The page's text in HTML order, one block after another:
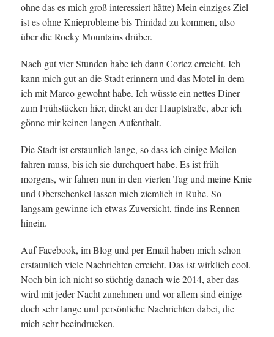
ohne das es mich groß interessiert hätte) Mein einziges Ziel
ist es ohne Knieprobleme bis Trinidad zu kommen, also
über die Rocky Mountains drüber.
Nach gut vier Stunden habe ich dann Cortez erreicht. Ich
kann mich gut an die Stadt erinnern und das Motel in dem
ich mit Marco gewohnt habe. Ich wüsste ein nettes Diner
zum Frühstücken hier, direkt an der Hauptstraße, aber ich
gönne mir keinen langen Aufenthalt.
Die Stadt ist erstaunlich lange, so dass ich einige Meilen
fahren muss, bis ich sie durchquert habe. Es ist früh
morgens, wir fahren nun in den vierten Tag und meine Knie
und Oberschenkel lassen mich ziemlich in Ruhe. So
langsam gewinne ich etwas Zuversicht, finde ins Rennen
hinein.
Auf Facebook, im Blog und per Email haben mich schon
erstaunlich viele Nachrichten erreicht. Das ist wirklich cool.
Noch bin ich nicht so süchtig danach wie 2014, aber das
wird mit jeder Nacht zunehmen und vor allem sind einige
doch sehr lange und persönliche Nachrichten dabei, die
mich sehr beeindrucken.